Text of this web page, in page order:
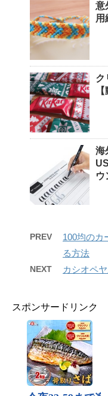
意
用
ク
海
ウ
PREV
100均のカ
る方法
NEXT カシオペ
スポンサードリンク